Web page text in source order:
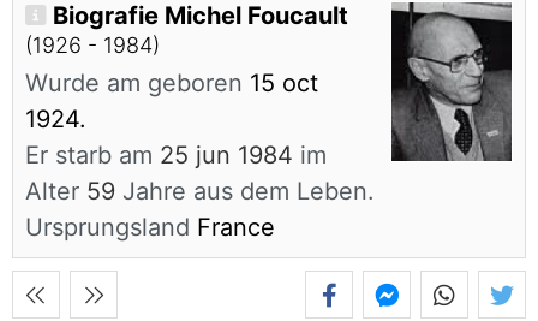
Biografie Michel Foucault
(1926 - 1984)
Wurde am geboren 15 oct
1924.
Er starb am 25 jun 1984 im
Alter 59 Jahre aus dem Leben.
Ursprungsland France